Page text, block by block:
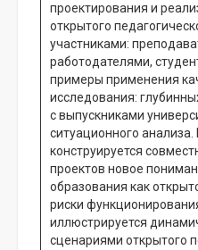
проектирования и
открытого
участниками:
работодателями,
примеры применения
исследования:
с выпускниками
ситуационного анализа.
конструируется
проектов новое
образования как
риски
иллюстрируется
сценариями открытого